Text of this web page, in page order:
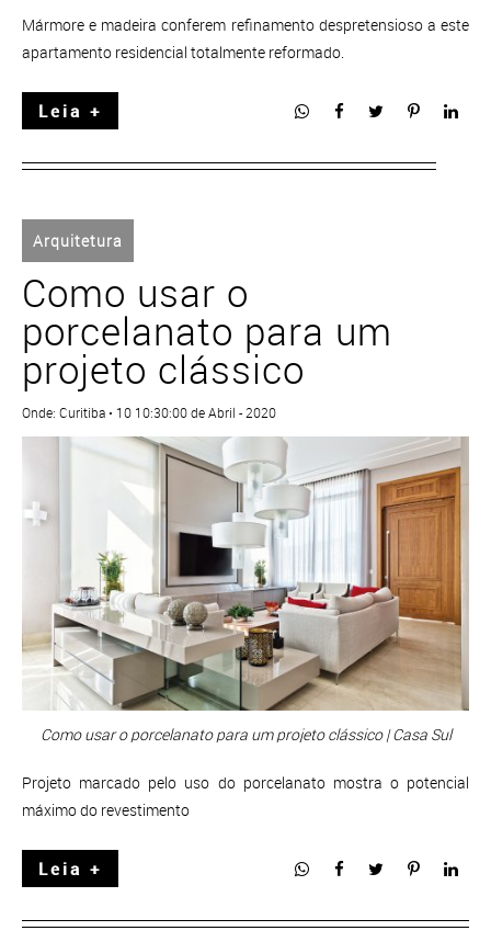
Mármore e madeira conferem refinamento despretensioso a este
apartamento residencial totalmente reformado.
Leia +
Arquitetura
Como usar o
porcelanato para um
projeto clássico
Onde: Curitiba • 10 10:30:00 de Abril - 2020
Como usar o porcelanato para um projeto clássico | Casa Sul
Projeto marcado pelo uso do porcelanato mostra o potencial
máximo do revestimento
Leia +